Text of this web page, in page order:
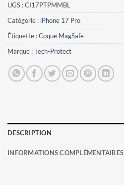
UGS :CI17PTPMMBL
Catégorie : iPhone 17 Pro
Étiquette :Coque MagSafe
Marque :Tech-Protect
DESCRIPTION
INFORMATIONS COMPLÉMENTAIRES